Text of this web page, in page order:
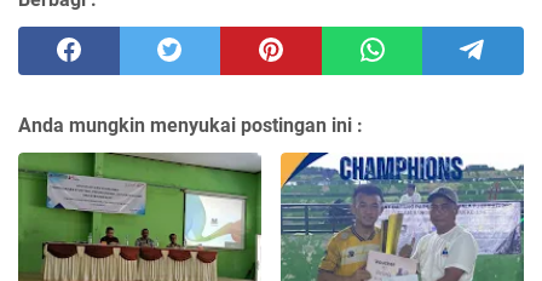
Anda mungkin menyukai postingan ini :